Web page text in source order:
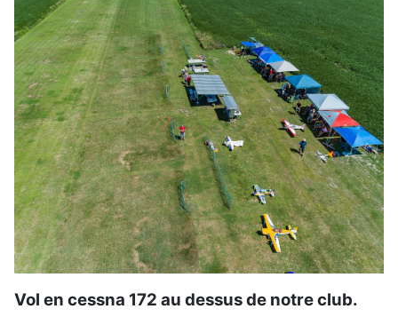
Vol en cessna 172 au dessus de notre club.